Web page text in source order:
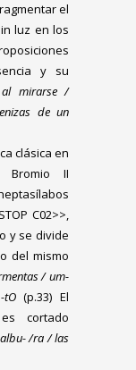
el
luz en los
y su
mirarse /
de un
clásica en
Bromio II
C02>>,
y se divide
del mismo
/ um-
(p.33) El
cortado
/ra / las